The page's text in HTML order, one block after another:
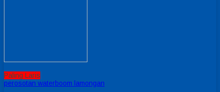
Paling Laris
perosotan waterboom lamongan